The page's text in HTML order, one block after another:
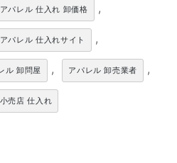
アパレル 仕入れ 卸価格 ,
アパレル 仕入れサイト ,
ル 卸問屋 , アパレル 卸売業者 ,
売店 仕入れ